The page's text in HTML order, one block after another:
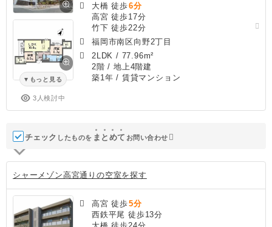
もっと見る
3人検討中
大橋 徒歩6分
高宮 徒歩17分
竹下 徒歩22分
福岡市南区向野2丁目
2LDK / 77.96m²
2階 / 地上4階建
築1年 / 賃貸マンション
チェック したものを ま と めて お問い合わせ
シャーメゾン高宮通りの空室を探す
高宮 徒歩5分
西鉄平尾 徒歩13分